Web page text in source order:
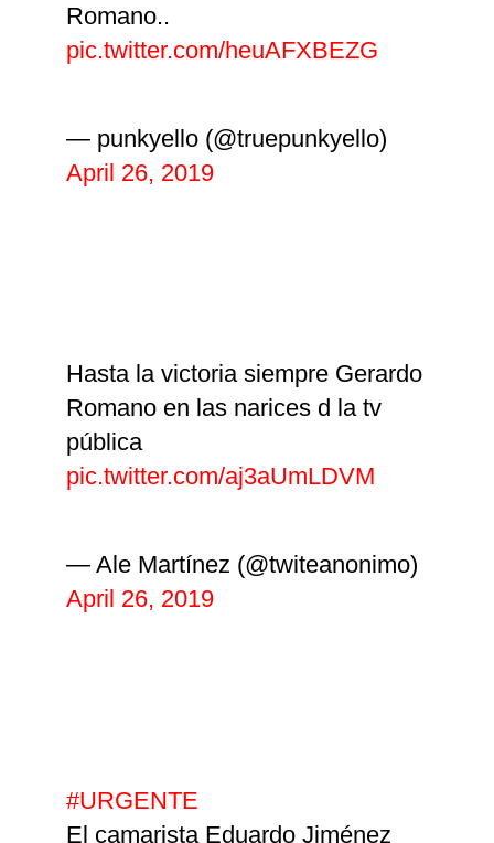
Romano..
pic.twitter.com/heuAFXBEZG
— punkyello (@truepunkyello)
April 26, 2019
Hasta la victoria siempre Gerardo
Romano en las narices d la tv
pública
pic.twitter.com/aj3aUmLDVM
— Ale Martínez (@twiteanonimo)
April 26, 2019
#URGENTE
El camarista Eduardo Jiménez